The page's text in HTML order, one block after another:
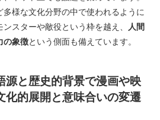
様な文化分野の中で使われるように
スターや敵役という枠を越え、
人間
の象徴という側面も備えています。
源と歴史的背景で漫画や映
化的展開と意味合いの変遷